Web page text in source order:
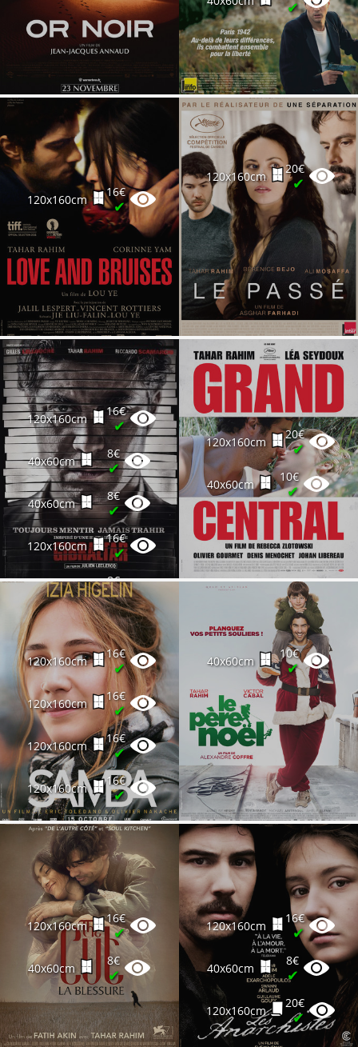
✔
120x160cm
16€
✔
120x160cm
20€
✔
120x160cm
16€
✔
40x60cm
8€
✔
40x60cm
8€
✔
120x160cm
16€
✔
40x60cm
8€
✔
120x160cm
20€
✔
40x60cm
10€
✔
120x160cm
16€
✔
120x160cm
16€
✔
120x160cm
16€
✔
120x160cm
16€
✔
40x60cm
10€
✔
120x160cm
16€
✔
40x60cm
8€
✔
120x160cm
16€
✔
40x60cm
8€
✔
120x160cm
20€
✔